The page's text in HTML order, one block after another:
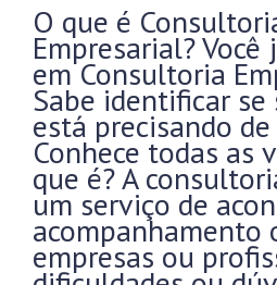
O que é
Empresarial?
em Consultoria
Sabe identificar se
está precisando
Conhece todas as
que é? A
um serviço de
acompanhamento
empresas ou